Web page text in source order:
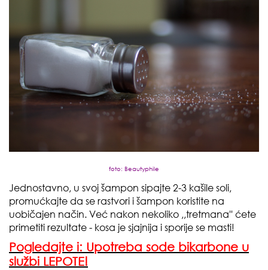
foto: Beautyphile
Jednostavno, u svoj šampon sipajte 2-3 kašile soli,
promućkajte da se rastvori i šampon koristite na
uobičajen način. Već nakon nekoliko ,,tretmana'' ćete
primetiti rezultate - kosa je sjajnija i sporije se masti!
Pogledajte i: Upotreba sode bikarbone u
službi LEPOTE!